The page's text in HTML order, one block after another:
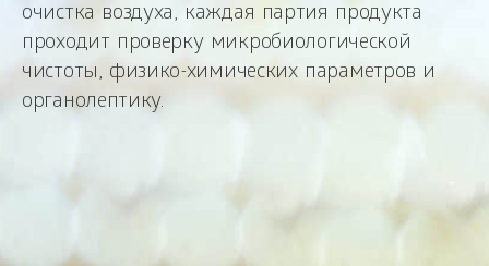
очистка воздуха, каждая партия продукта
проходит проверку микробиологической
чистоты, физико-химических параметров и
органолептику.